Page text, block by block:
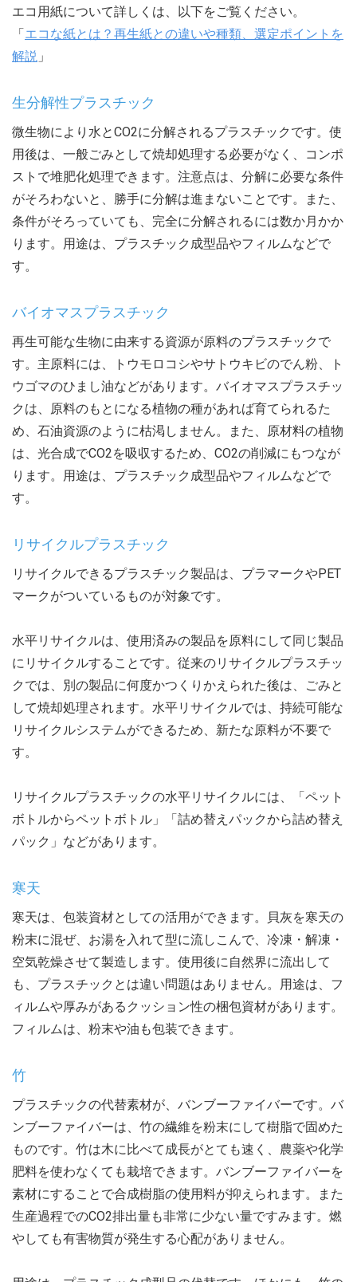
エコ用紙について詳しくは、以下をご覧ください。
「 エコな紙とは？再生紙との違いや種類、選定ポイントを
解説 」
生分解性プラスチック
微生物により水とCO2に分解されるプラスチックです。使
用後は、一般ごみとして焼却処理する必要がなく、コンポ
ストで堆肥化処理できます。注意点は、分解に必要な条件
がそろわないと、勝手に分解は進まないことです。また、
条件がそろっていても、完全に分解されるには数か月かか
ります。用途は、プラスチック成型品やフィルムなどで
す。
バイオマスプラスチック
再生可能な生物に由来する資源が原料のプラスチックで
す。主原料には、トウモロコシやサトウキビのでん粉、ト
ウゴマのひまし油などがあります。バイオマスプラスチッ
クは、原料のもとになる植物の種があれば育てられるた
め、石油資源のように枯渇しません。また、原材料の植物
は、光合成でCO2を吸収するため、CO2の削減にもつなが
ります。用途は、プラスチック成型品やフィルムなどで
す。
リサイクルプラスチック
リサイクルできるプラスチック製品は、プラマークやPET
マークがついているものが対象です。
水平リサイクルは、使用済みの製品を原料にして同じ製品
にリサイクルすることです。従来のリサイクルプラスチッ
クでは、別の製品に何度かつくりかえられた後は、ごみと
して焼却処理されます。水平リサイクルでは、持続可能な
リサイクルシステムができるため、新たな原料が不要で
す。
リサイクルプラスチックの水平リサイクルには、「ペット
ボトルからペットボトル」「詰め替えパックから詰め替え
パック」などがあります。
寒天
寒天は、包装資材としての活用ができます。貝灰を寒天の
粉末に混ぜ、お湯を入れて型に流しこんで、冷凍・解凍・
空気乾燥させて製造します。使用後に自然界に流出して
も、プラスチックとは違い問題はありません。用途は、フ
ィルムや厚みがあるクッション性の梱包資材があります。
フィルムは、粉末や油も包装できます。
竹
プラスチックの代替素材が、バンブーファイバーです。バ
ンブーファイバーは、竹の繊維を粉末にして樹脂で固めた
ものです。竹は木に比べて成長がとても速く、農薬や化学
肥料を使わなくても栽培できます。バンブーファイバーを
素材にすることで合成樹脂の使用料が抑えられます。また
生産過程でのCO2排出量も非常に少ない量ですみます。燃
やしても有害物質が発生する心配がありません。